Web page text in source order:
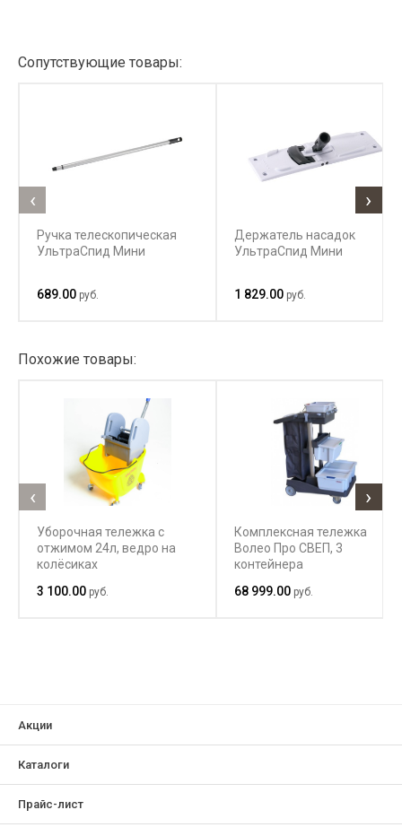
Сопутствующие товары:
Ручка телескопическая
УльтраСпид Мини
689.00 руб.
Держатель насадок
УльтраСпид Мини
1 829.00 руб.
‹ ›
Похожие товары:
Уборочная тележка с
отжимом 24л, ведро на
колёсиках
3 100.00 руб.
Комплексная тележка
Волео Про СВЕП, 3
контейнера
68 999.00 руб.
‹ ›
Акции
Каталоги
Прайс-лист